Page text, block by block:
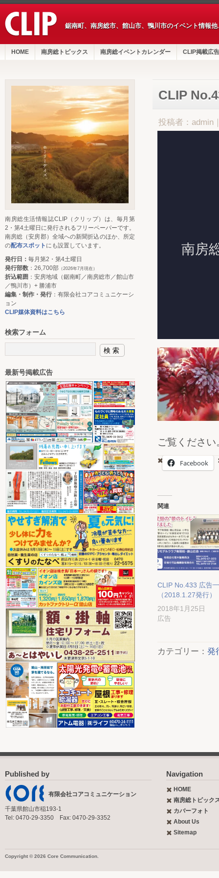
鋸南町、南房総市、館山市、鴨川市のイベント情報
HOME 南房総トピックス 南房総イベントカレンダー CLIP掲載広告
CLIP
投稿者：admin
ご覧くださ
Facebook
関連
CLIP No.433 広告
（2018.1.27発行）
2018年1月25日
広告
カテゴリー： 発
南房総生活情報誌CLIP（クリップ）は、毎月第
2・第4土曜日に発行されるフリーペーパーです。
南房総（安房郡）全域への新聞折込のほか、所定
の配布スポット にも設置しています。
発行日： 毎月第2・第4土曜日
発行部数 ：26,700部 （2026年7月現在）
折込範囲 ：安房地域（鋸南町／南房総市／館山市
／鴨川市）+ 勝浦市
編集・制作・発行：有限会社コアコミュニケーシ
ョン
CLIP媒体資料はこちら
検索フォーム
最新号掲載広告
Published by
有限会社コアコミュニケーション
千葉県館山市稲193-1
Tel: 0470-29-3350 Fax: 0470-29-3352
Navigation
HOME
南房総トピック
カバーフォト
About Us
Sitemap
Copyright © 2026 Core Communication.